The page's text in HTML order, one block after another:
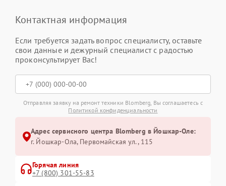
Контактная информация
Если требуется задать вопрос специалисту, оставьте
свои данные и дежурный специалист с радостью
проконсультирует Вас!
Отправляя заявку на ремонт техники Blomberg, Вы соглашаетесь с
Политикой конфиденциальности
Адрес сервисного центра Blomberg в Йошкар-Оле:
г. Йошкар-Ола, Первомайская ул., 115
Горячая линия
+7 (800) 301-55-83